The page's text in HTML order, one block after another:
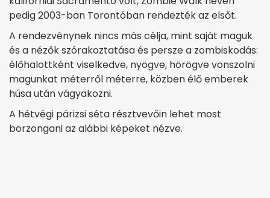
pedig 2003-ban Torontóban rendezték az elsőt.
A rendezvénynek nincs más célja, mint saját maguk
és a nézők szórakoztatása és persze a zombiskodás:
élőhalottként viselkedve, nyögve, hörögve vonszolni
magunkat méterről méterre, közben élő emberek
húsa után vágyakozni.
A hétvégi párizsi séta résztvevőin lehet most
borzongani az alábbi képeket nézve.